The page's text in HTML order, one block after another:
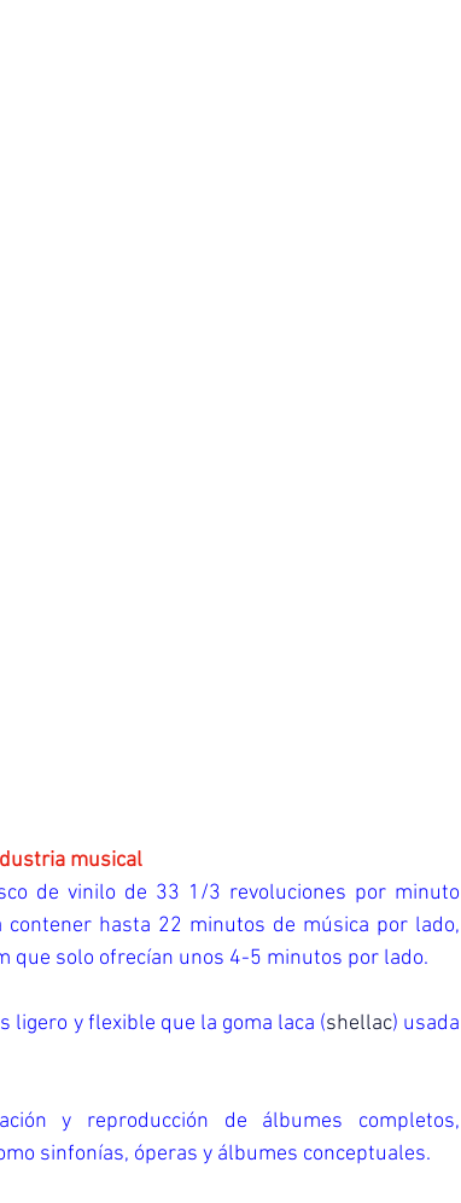
Revolución de la industria musical
de vinilo de 33 1/3 revoluciones por minuto
hasta 22 minutos de música por lado,
que solo ofrecían unos 4-5 minutos por lado.
ligero y flexible que la goma laca (shellac) usada
y reproducción de álbumes completos,
sinfonías, óperas y álbumes conceptuales.